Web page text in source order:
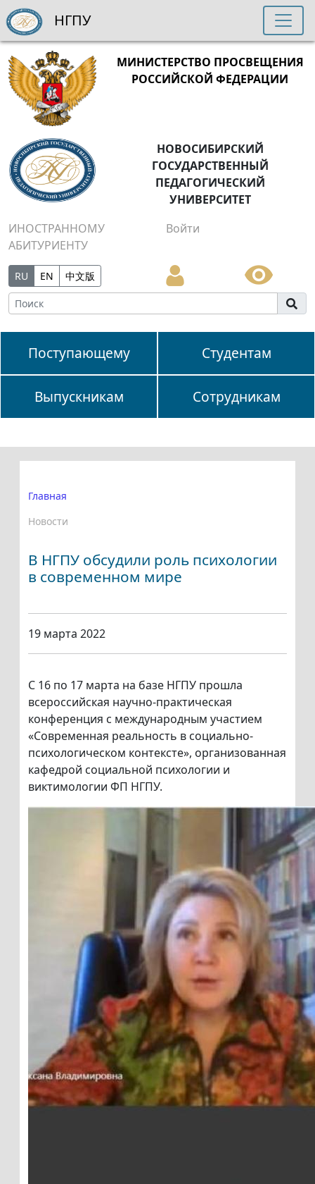
МИНИСТЕРСТВО ПРОСВЕЩЕНИЯ
РОССИЙСКОЙ ФЕДЕРАЦИИ
НОВОСИБИРСКИЙ
ГОСУДАРСТВЕННЫЙ
ПЕДАГОГИЧЕСКИЙ
УНИВЕРСИТЕТ
ИНОСТРАННОМУ
АБИТУРИЕНТУ
Войти
RU EN 中文版
Поступающему Студентам
Выпускникам Сотрудникам
НГПУ
Главная
Новости
В НГПУ обсудили роль психологии
в современном мире
19 марта 2022
С 16 по 17 марта на базе НГПУ прошла
всероссийская научно-практическая
конференция с международным участием
«Современная реальность в социально-
психологическом контексте», организованная
кафедрой социальной психологии и
виктимологии ФП НГПУ.